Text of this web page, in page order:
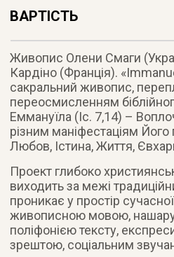
ВАРТІСТЬ
Живопис Олени Смаги
Кардiно (Францiя).
сакральний живопис,
переосмисленням
Еммануїла (Іс. 7,14) –
різним маніфестаціям Його
Любов, Істина, Життя,
Проект глибоко
виходить за межі
проникає у простір
живописною мовою,
поліфонією тексту,
зрештою, соціальним